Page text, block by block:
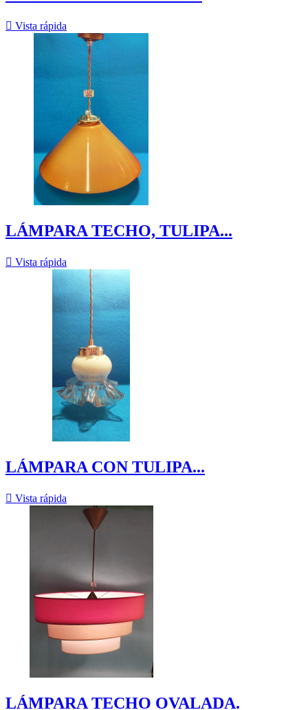
 Vista rápida
LÁMPARA TECHO, TULIPA...
 Vista rápida
LÁMPARA CON TULIPA...
 Vista rápida
LÁMPARA TECHO OVALADA.